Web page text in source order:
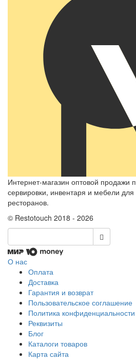
Интернет-магазин оптовой продажи
сервировки, инвентаря и мебели
ресторанов.
© Restotouch 2018 - 2026
О нас
Оплата
Доставка
Гарантия и возврат
Пользовательское соглашение
Политика конфиденциальности
Реквизиты
Блог
Каталоги товаров
Карта сайта